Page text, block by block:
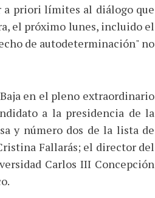
a priori límites al diálogo que
el próximo lunes, incluido el
de autodeterminación" no
en el pleno extraordinario
a la presidencia de la
y número dos de la lista de
Fallarás; el director del
Carlos III Concepción